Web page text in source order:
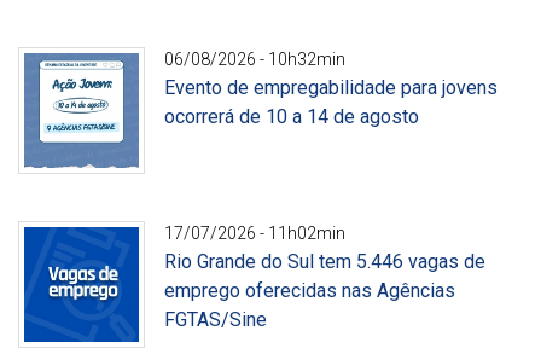
Divulgação
Divulgação
06/08/2026 - 10h32min
Evento de empregabilidade para jovens
ocorrerá de 10 a 14 de agosto
17/07/2026 - 11h02min
Rio Grande do Sul tem 5.446 vagas de
emprego oferecidas nas Agências
FGTAS/Sine